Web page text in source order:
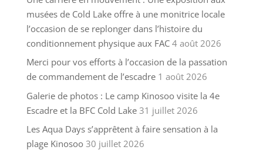
musées de Cold Lake offre à une monitrice locale
l’occasion de se replonger dans l’histoire du
conditionnement physique aux FAC 4 août 2026
Merci pour vos efforts à l’occasion de la passation
de commandement de l’escadre 1 août 2026
Galerie de photos : Le camp Kinosoo visite la 4e
Escadre et la BFC Cold Lake 31 juillet 2026
Les Aqua Days s’apprêtent à faire sensation à la
plage Kinosoo 30 juillet 2026